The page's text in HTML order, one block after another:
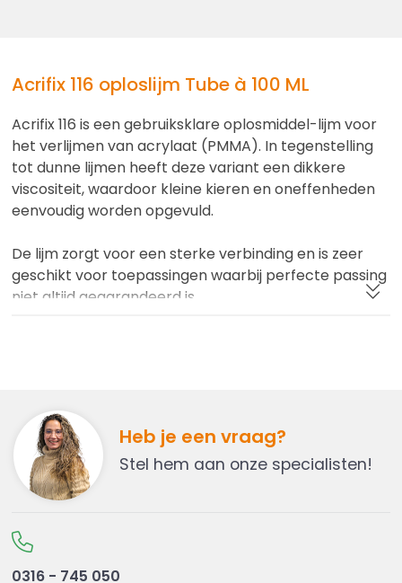
Acrifix 116 oploslijm Tube à 100 ML
Acrifix 116 is een gebruiksklare oplosmiddel-lijm voor
het verlijmen van acrylaat (PMMA). In tegenstelling
tot dunne lijmen heeft deze variant een dikkere
viscositeit, waardoor kleine kieren en oneffenheden
eenvoudig worden opgevuld.
De lijm zorgt voor een sterke verbinding en is zeer
geschikt voor toepassingen waarbij perfecte passing
niet altijd gegarandeerd is.
- Geschikt voor minder nauwkeurige passing
- Betrouwbare hechting op acrylaat
Toepassingen van Acrifix 116
-
-Reparaties van plexiglas
-Displays en stands
Heb je een vraag?
Stel hem aan onze specialisten!
0316 - 745 050